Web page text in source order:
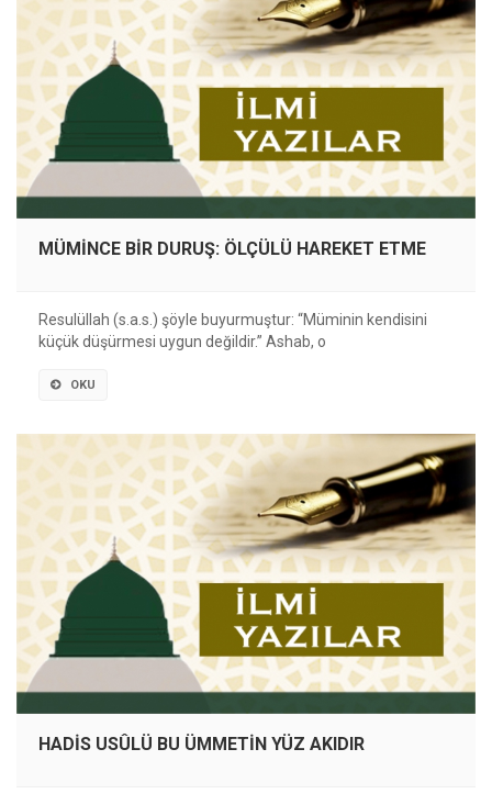
MÜMİNCE BİR DURUŞ: ÖLÇÜLÜ HAREKET ETME
Resulüllah (s.a.s.) şöyle buyurmuştur: “Müminin kendisini
küçük düşürmesi uygun değildir.” Ashab, o
OKU
HADİS USÛLÜ BU ÜMMETİN YÜZ AKIDIR